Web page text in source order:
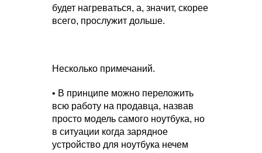
будет нагреваться, а, значит, скорее
всего, прослужит дольше.
Несколько примечаний.
• В принципе можно переложить
всю работу на продавца, назвав
просто модель самого ноутбука, но
в ситуации когда зарядное
устройство для ноутбука нечем